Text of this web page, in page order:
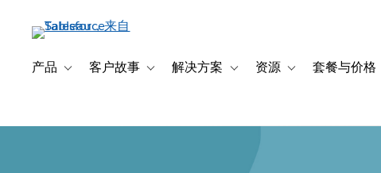
容
产品 Toggle sub-navigation for 产品
客户故事 Toggle sub-navigation for 客户故事
解决方案 Toggle sub-navigation for 解决方
资源 Toggle sub-
套餐与价格